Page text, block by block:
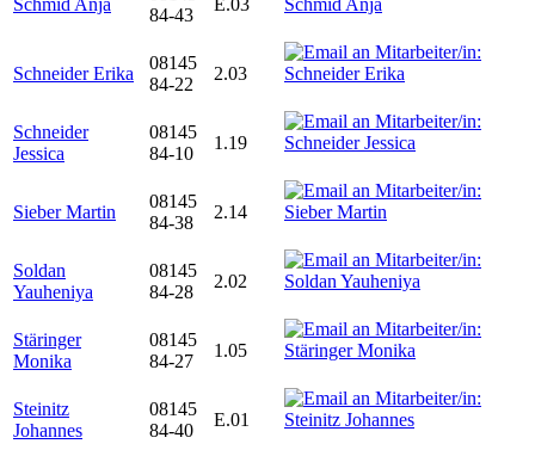
Schmid Anja
84-43
E.03
Schneider Erika
08145
84-22
2.03
Schneider
Jessica
08145
84-10
1.19
Sieber Martin
08145
84-38
2.14
Soldan
Yauheniya
08145
84-28
2.02
Stäringer
Monika
08145
84-27
1.05
Steinitz
Johannes
08145
84-40
E.01